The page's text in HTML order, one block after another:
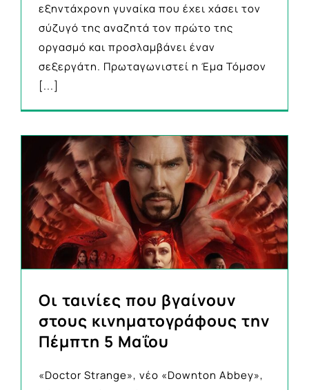
εξηντάχρονη γυναίκα που έχει χάσει τον
σύζυγό της αναζητά τον πρώτο της
οργασμό και προσλαμβάνει έναν
σεξεργάτη. Πρωταγωνιστεί η Έμα Τόμσον
[...]
Οι ταινίες που βγαίνουν
στους κινηματογράφους την
Πέμπτη 5 Μαΐου
«Doctor Strange», νέο «Downton Abbey»,